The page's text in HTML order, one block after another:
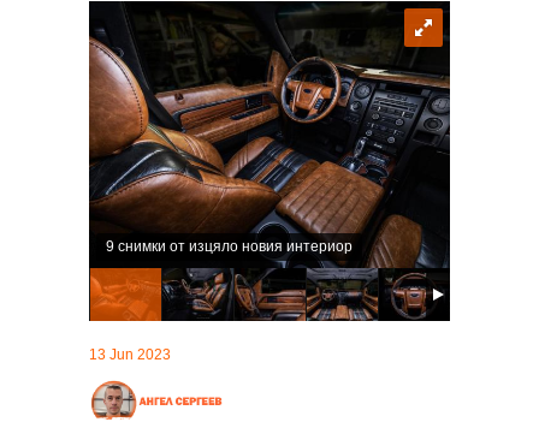
9 снимки от изцяло новия интериор
13 Jun 2023